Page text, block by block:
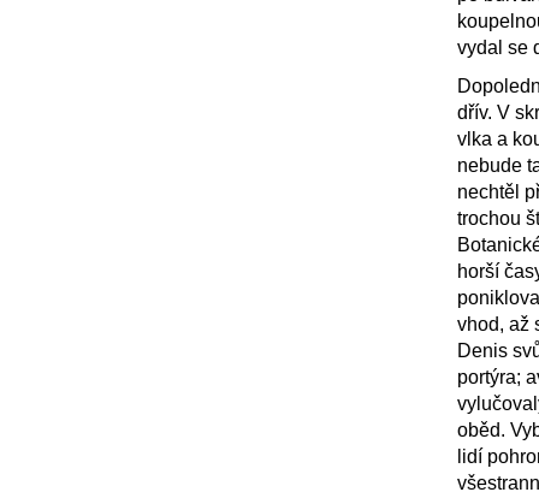
vydal se
dřív. V
vlka a
nebude
nechtěl
trochou
horší
vhod, až
Denis
portýra;
oběd.
lidí